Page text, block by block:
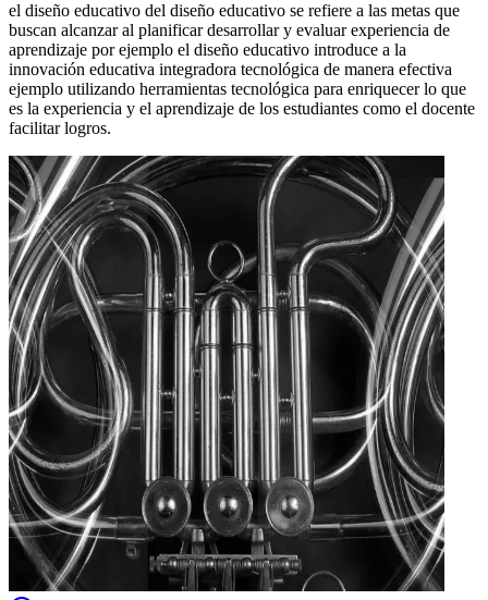
el diseño educativo del diseño educativo se refiere a las metas que
buscan alcanzar al planificar desarrollar y evaluar experiencia de
aprendizaje por ejemplo el diseño educativo introduce a la
innovación educativa integradora tecnológica de manera efectiva
ejemplo utilizando herramientas tecnológica para enriquecer lo que
es la experiencia y el aprendizaje de los estudiantes como el docente
facilitar logros.